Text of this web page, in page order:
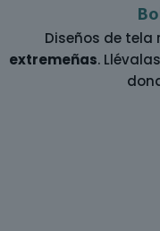
Diseños de tela
extremeñas.